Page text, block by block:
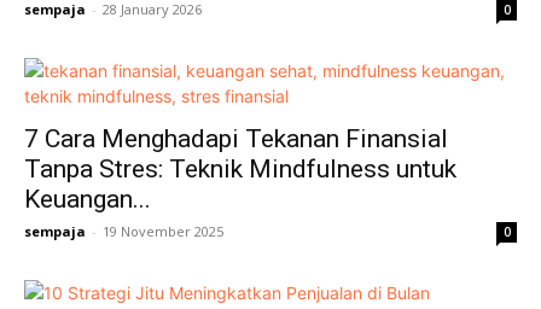
sempaja - 28 January 2026 0
7 Cara Menghadapi Tekanan Finansial
Tanpa Stres: Teknik Mindfulness untuk
Keuangan...
sempaja - 19 November 2025 0